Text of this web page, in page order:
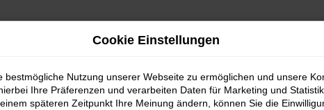
Cookie Einstellungen
bestmögliche Nutzung unserer Webseite zu ermöglichen und unsere
Ihre Präferenzen und verarbeiten Daten für Marketing und
späteren Zeitpunkt Ihre Meinung ändern, können Sie die